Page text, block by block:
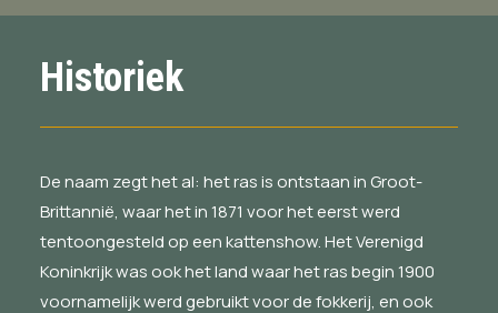
Historiek
De naam zegt het al: het ras is ontstaan in Groot-
Brittannië, waar het in 1871 voor het eerst werd
tentoongesteld op een kattenshow. Het Verenigd
Koninkrijk was ook het land waar het ras begin 1900
voornamelijk werd gebruikt voor de fokkerij, en ook